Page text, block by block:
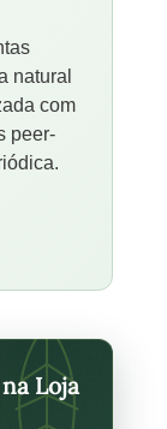
natural
com
peer-
Loja